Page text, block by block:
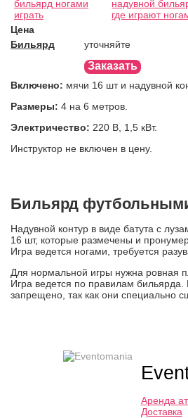
Цена
Бильярд
уточняйте
Заказать
Включено: мячи 16 шт и надувной
Размеры: 4 на 6 метров.
Электричество: 220 В, 1,5 кВт.
Инструктор не включен в цену.
Бильярд
Надувной контур в виде батута с
16 шт, которые размечены и
Игра ведется ногами, требуется
Для нормальной игры нужна ровная
Игра ведется по правилам
запрещено, так как они специально
Аренда
Доставка